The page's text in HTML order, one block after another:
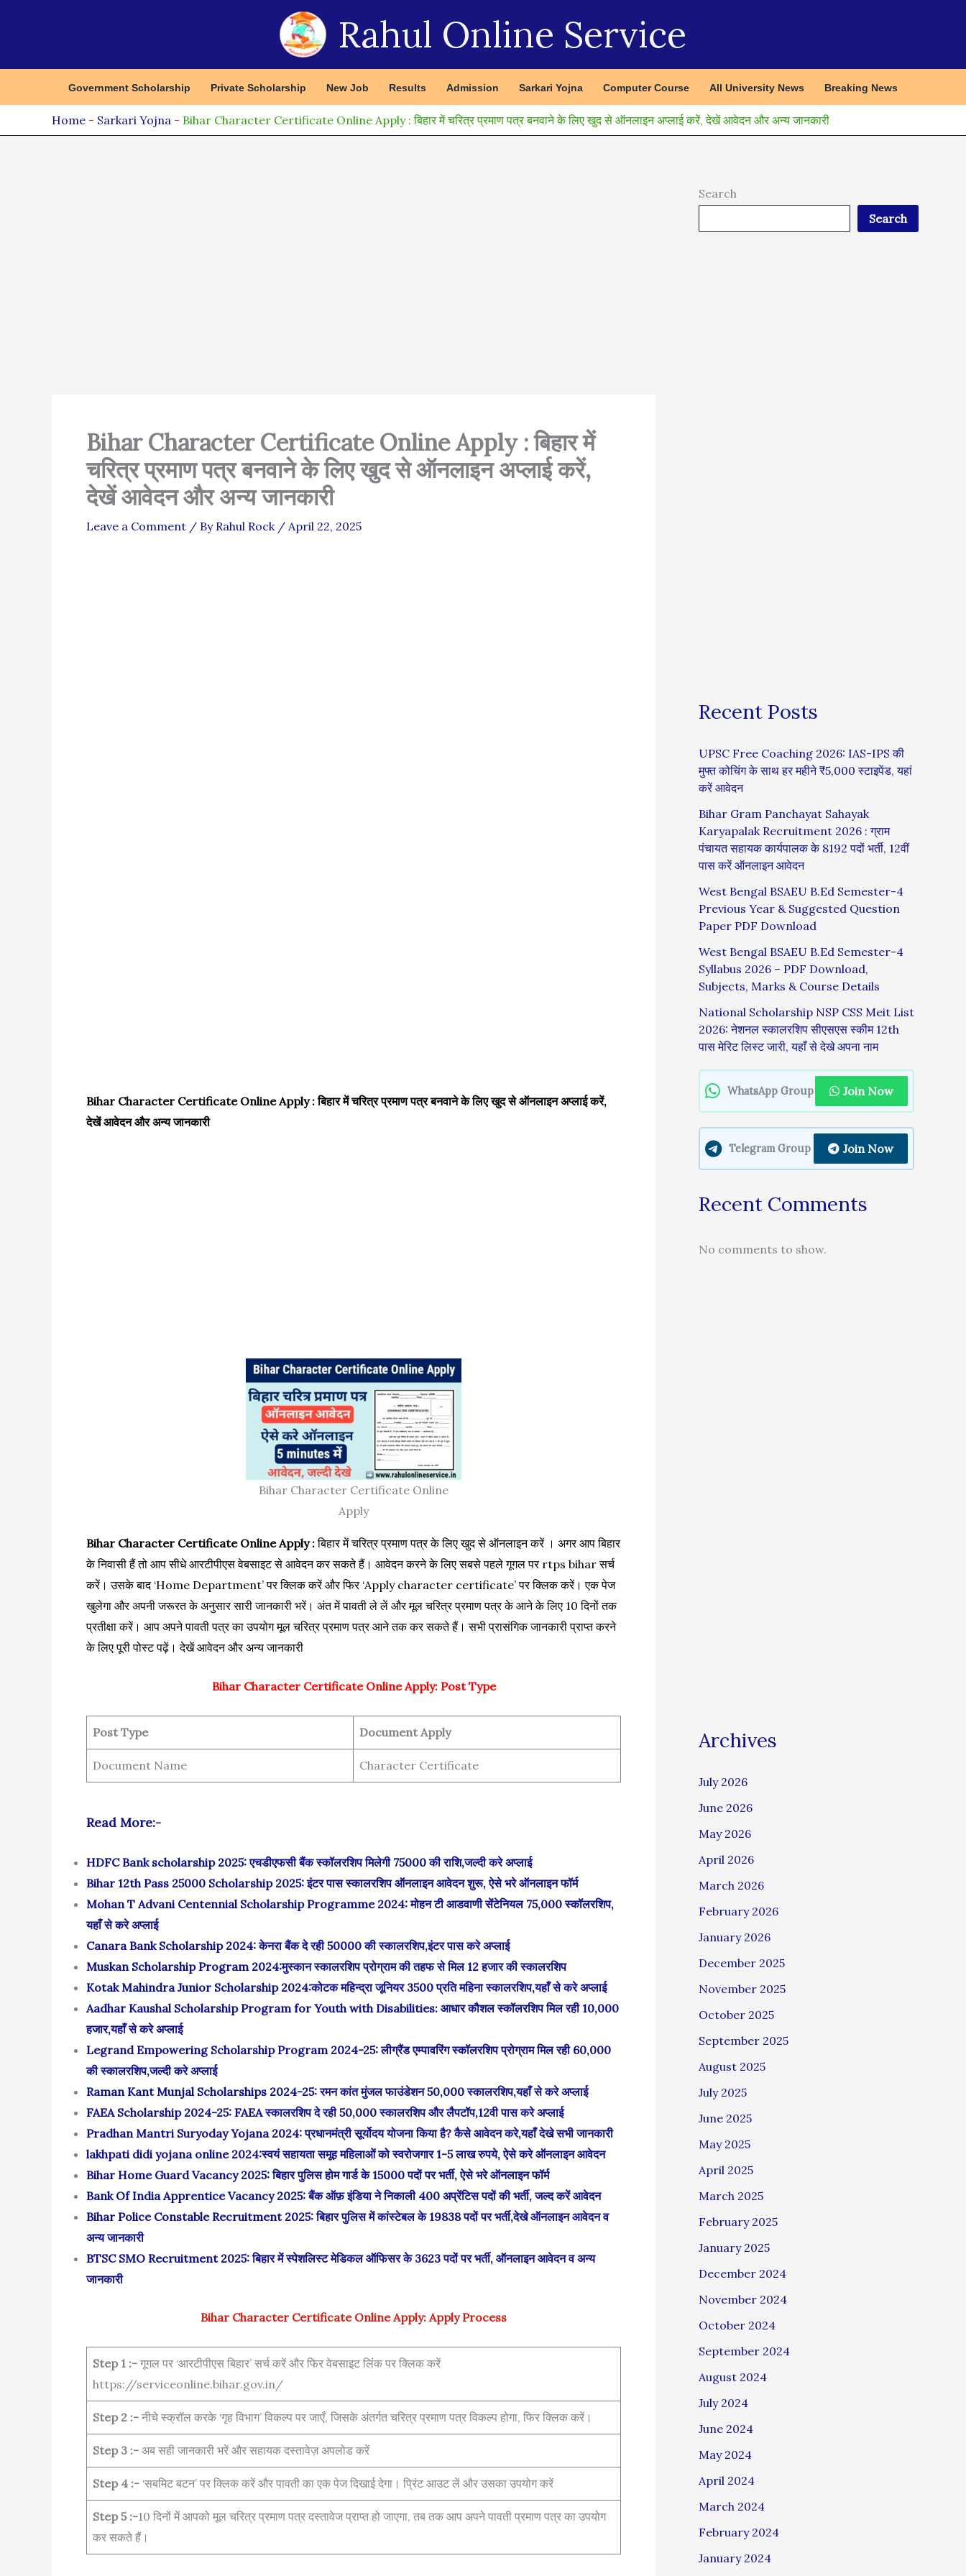
Rahul Online Service
Government Scholarship Private Scholarship New Job Results Admission Sarkari Yojna Computer Course All University News Breaking News
Home - Sarkari Yojna - Bihar Character Certificate Online Apply : बिहार में चरित्र प्रमाण पत्र बनवाने के लिए खुद से ऑनलाइन अप्लाई करें, देखें आवेदन और अन्य जानकारी
Bihar Character Certificate Online Apply : बिहार में
चरित्र प्रमाण पत्र बनवाने के लिए खुद से ऑनलाइन अप्लाई करें,
देखें आवेदन और अन्य जानकारी
Leave a Comment / By Rahul Rock / April 22, 2025
Bihar Character Certificate Online Apply : बिहार में चरित्र प्रमाण पत्र बनवाने के लिए खुद से ऑनलाइन अप्लाई करें,
देखें आवेदन और अन्य जानकारी
Bihar Character Certificate Online
Apply
Bihar Character Certificate Online Apply :बिहार में चरित्र प्रमाण पत्र के लिए खुद से ऑनलाइन करें । अगर आप बिहार
के निवासी हैं तो आप सीधे आरटीपीएस वेबसाइट से आवेदन कर सकते हैं। आवेदन करने के लिए सबसे पहले गूगल पर rtps bihar सर्च
करें। उसके बाद ‘Home Department’ पर क्लिक करें और फिर ‘Apply character certificate’ पर क्लिक करें। एक पेज
खुलेगा और अपनी जरूरत के अनुसार सारी जानकारी भरें। अंत में पावती ले लें और मूल चरित्र प्रमाण पत्र के आने के लिए 10 दिनों तक
प्रतीक्षा करें। आप अपने पावती पत्र का उपयोग मूल चरित्र प्रमाण पत्र आने तक कर सकते हैं। सभी प्रासंगिक जानकारी प्राप्त करने
के लिए पूरी पोस्ट पढ़ें। देखें आवेदन और अन्य जानकारी
Bihar Character Certificate Online Apply: Post Type
Post Type Document Apply
Document Name Character Certificate
Read More:-
HDFC Bank scholarship 2025: एचडीएफसी बैंक स्कॉलरशिप मिलेगी 75000 की राशि,जल्दी करे अप्लाई
Bihar 12th Pass 25000 Scholarship 2025: इंटर पास स्कालरशिप ऑनलाइन आवेदन शुरू, ऐसे भरे ऑनलाइन फॉर्म
Mohan T Advani Centennial Scholarship Programme 2024: मोहन टी आडवाणी सेंटेनियल 75,000 स्कॉलरशिप,
यहाँ से करे अप्लाई
Canara Bank Scholarship 2024: केनरा बैंक दे रही 50000 की स्कालरशिप,इंटर पास करे अप्लाई
Muskan Scholarship Program 2024:मुस्कान स्कालरशिप प्रोग्राम की तहफ से मिल 12 हजार की स्कालरशिप
Kotak Mahindra Junior Scholarship 2024:कोटक महिन्द्रा जूनियर 3500 प्रति महिना स्कालरशिप,यहाँ से करे अप्लाई
Aadhar Kaushal Scholarship Program for Youth with Disabilities: आधार कौशल स्कॉलरशिप मिल रही 10,000
हजार,यहाँ से करे अप्लाई
Legrand Empowering Scholarship Program 2024-25: लीग्रैंड एम्पावरिंग स्कॉलरशिप प्रोग्राम मिल रही 60,000
की स्कालरशिप,जल्दी करे अप्लाई
Raman Kant Munjal Scholarships 2024-25: रमन कांत मुंजल फाउंडेशन 50,000 स्कालरशिप,यहाँ से करे अप्लाई
FAEA Scholarship 2024-25: FAEA स्कालरशिप दे रही 50,000 स्कालरशिप और लैपटॉप,12वी पास करे अप्लाई
Pradhan Mantri Suryoday Yojana 2024: प्रधानमंत्री सूर्योदय योजना किया है? कैसे आवेदन करे,यहाँ देखे सभी जानकारी
lakhpati didi yojana online 2024:स्वयं सहायता समूह महिलाओं को स्‍वरोजगार 1-5 लाख रुपये, ऐसे करे ऑनलाइन आवेदन
Bihar Home Guard Vacancy 2025: बिहार पुलिस होम गार्ड के 15000 पदों पर भर्ती, ऐसे भरे ऑनलाइन फॉर्म
Bank Of India Apprentice Vacancy 2025: बैंक ऑफ़ इंडिया ने निकाली 400 अप्रेंटिस पदों की भर्ती, जल्द करें आवेदन
Bihar Police Constable Recruitment 2025: बिहार पुलिस में कांस्टेबल के 19838 पदों पर भर्ती,देखे ऑनलाइन आवेदन व
अन्य जानकारी
BTSC SMO Recruitment 2025: बिहार में स्पेशलिस्ट मेडिकल ऑफिसर के 3623 पदों पर भर्ती, ऑनलाइन आवेदन व अन्य
जानकारी
Bihar Character Certificate Online Apply: Apply Process
Step 1 :- गूगल पर ‘आरटीपीएस बिहार’ सर्च करें और फिर वेबसाइट लिंक पर क्लिक करें
https://serviceonline.bihar.gov.in/
Step 2 :- नीचे स्क्रॉल करके ‘गृह विभाग’ विकल्प पर जाएँ, जिसके अंतर्गत चरित्र प्रमाण पत्र विकल्प होगा, फिर क्लिक करें।
Step 3 :- अब सही जानकारी भरें और सहायक दस्तावेज़ अपलोड करें
Step 4 :- ‘सबमिट बटन’ पर क्लिक करें और पावती का एक पेज दिखाई देगा। प्रिंट आउट लें और उसका उपयोग करें
Step 5 :-10 दिनों में आपको मूल चरित्र प्रमाण पत्र दस्तावेज प्राप्त हो जाएगा, तब तक आप अपने पावती प्रमाण पत्र का उपयोग
कर सकते हैं।
Search
Search
Recent Posts
UPSC Free Coaching 2026: IAS-IPS की
मुफ्त कोचिंग के साथ हर महीने ₹5,000 स्टाइपेंड, यहां
करें आवेदन
Bihar Gram Panchayat Sahayak
Karyapalak Recruitment 2026 : ग्राम
पंचायत सहायक कार्यपालक के 8192 पदों भर्ती, 12वीं
पास करें ऑनलाइन आवेदन
West Bengal BSAEU B.Ed Semester-4
Previous Year & Suggested Question
Paper PDF Download
West Bengal BSAEU B.Ed Semester-4
Syllabus 2026 – PDF Download,
Subjects, Marks & Course Details
National Scholarship NSP CSS Meit List
2026: नेशनल स्कालरशिप सीएसएस स्कीम 12th
पास मेरिट लिस्ट जारी, यहाँ से देखे अपना नाम
WhatsApp Group Join Now
Telegram Group Join Now
Recent Comments
No comments to show.
Archives
July 2026
June 2026
May 2026
April 2026
March 2026
February 2026
January 2026
December 2025
November 2025
October 2025
September 2025
August 2025
July 2025
June 2025
May 2025
April 2025
March 2025
February 2025
January 2025
December 2024
November 2024
October 2024
September 2024
August 2024
July 2024
June 2024
May 2024
April 2024
March 2024
February 2024
January 2024